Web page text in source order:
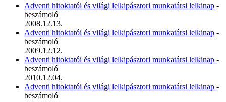
Adventi hitoktatói és világi lelkipásztori munkatársi lelkinap -
beszámoló
2008.12.13.
Adventi hitoktatói és világi lelkipásztori munkatársi lelkinap -
beszámoló
2009.12.12.
Adventi hitoktatói és világi lelkipásztori munkatársi lelkinap -
beszámoló
2010.12.04.
Adventi hitoktatói és világi lelkipásztori munkatársi lelkinap -
beszámoló